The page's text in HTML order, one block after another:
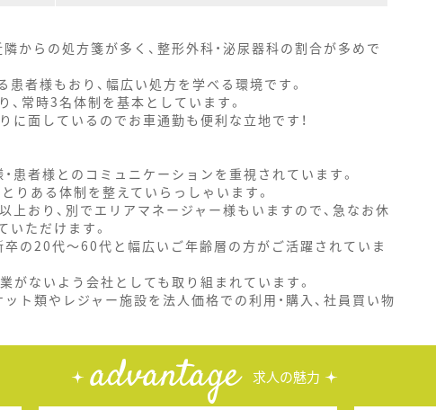
からの処方箋が多く、整形外科・泌尿器科の割合が多めで
者様もおり、幅広い処方を学べる環境です。
常時3名体制を基本としています。
に面しているのでお車通勤も便利な立地です！
患者様とのコミュニケーションを重視されています。
りある体制を整えていらっしゃいます。
おり、別でエリアマネージャー様もいますので、急なお休
ただけます。
の20代～60代と幅広いご年齢層の方がご活躍されていま
ないよう会社としても取り組まれています。
ト類やレジャー施設を法人価格での利用・購入、社員買い物
advantage 求人の魅力